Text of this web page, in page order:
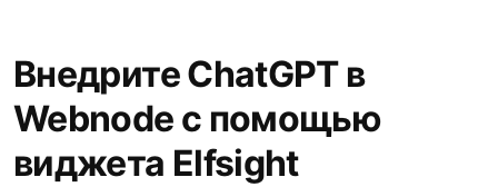
Внедрите ChatGPT в
Webnode с помощью
виджета Elfsight